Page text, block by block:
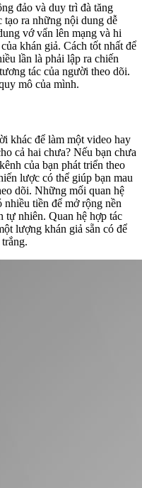
đảo và duy trì đà tăng
ra những nội dung dễ
vớ vẩn lên mạng và hi
khán giả. Cách tốt nhất để
lần là phải lập ra chiến
tác của người theo dõi.
mô của mình.
khác để làm một video hay
cả hai chưa? Nếu bạn chưa
của bạn phát triển theo
lược có thể giúp bạn mau
dõi. Những mối quan hệ
tiền để mở rộng nền
tự nhiên. Quan hệ hợp tác
lượng khán giả sẵn có để